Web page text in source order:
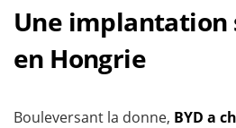
Une
en Hongrie
Bouleversant la donne, BYD a